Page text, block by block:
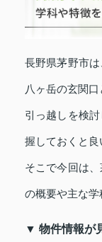
長野県茅野市は
八ヶ岳の玄関口
引っ越しを検
握しておくと良
そこで今回は
の概要や主な学
▼ 物件情報が